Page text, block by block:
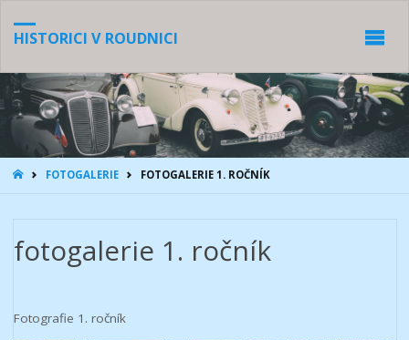
HISTORICI V ROUDNICI
HOMEFOTOGALERIE FOTOGALERIE 1. ROČNÍK
fotogalerie 1. ročník
Fotografie 1. ročník